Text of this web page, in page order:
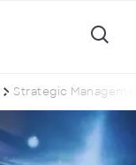
Strategic